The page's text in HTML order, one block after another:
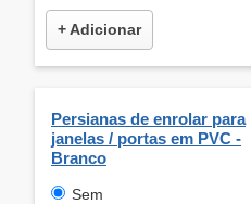
+ Adicionar
Persianas de enrolar para
janelas / portas em PVC -
Branco
Sem